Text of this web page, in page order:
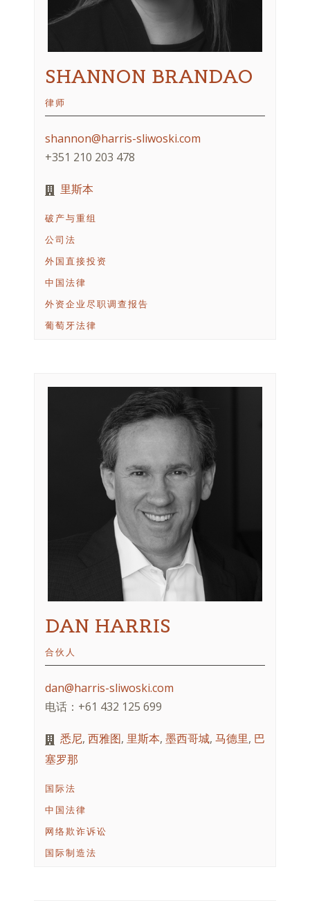
SHANNON BRANDAO
律师
shannon@harris-sliwoski.com
+351 210 203 478
里斯本
破产与重组
公司法
外国直接投资
中国法律
外资企业尽职调查报告
葡萄牙法律
DAN HARRIS
合伙人
dan@harris-sliwoski.com
电话：+61 432 125 699
悉尼, 西雅图, 里斯本, 墨西哥城, 马德里, 巴
塞罗那
国际法
中国法律
网络欺诈诉讼
国际制造法